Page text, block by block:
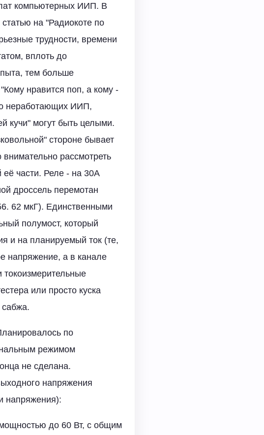
компьютерных ИИП. В
на "Радиокоте по
трудности, времени
вплоть до
тем больше
нравится поп, а кому -
неработающих ИИП,
кучи" могут быть целыми.
стороне бывает
рассмотреть
её части. Реле - на 30А
дроссель перемотан
62 мкГ). Единственными
полумост, который
и на планируемый ток (те,
напряжение, а в канале
или просто куска
сабжа.
по
режимом
не сделана.
напряжения
напряжения):
до 60 Вт, с общим